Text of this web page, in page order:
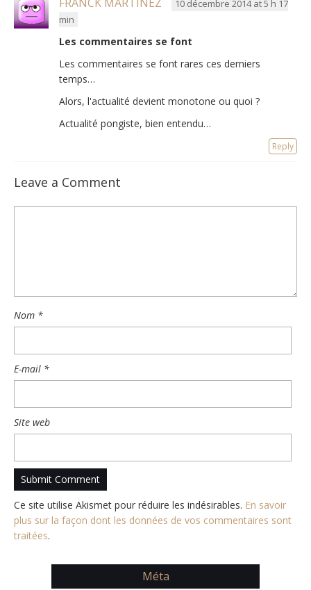
10 décembre 2014 at 5 h 17
min
Les commentaires se font
Les commentaires se font rares ces derniers
temps…
Alors, l'actualité devient monotone ou quoi ?
Actualité pongiste, bien entendu…
Reply
Leave a Comment
Nom *
E-mail *
Site web
Ce site utilise Akismet pour réduire les indésirables. En savoir
plus sur la façon dont les données de vos commentaires sont
traitées.
Méta